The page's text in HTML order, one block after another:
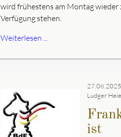
wird frühestens am Montag wieder
Verfügung stehen.
Weiterlesen ...
Ludger
ist